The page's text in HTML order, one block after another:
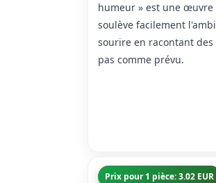
humeur » est une
soulève facilement
sourire en racontant
pas comme prévu.
Prix pour 1 pièce: 3.02 EUR